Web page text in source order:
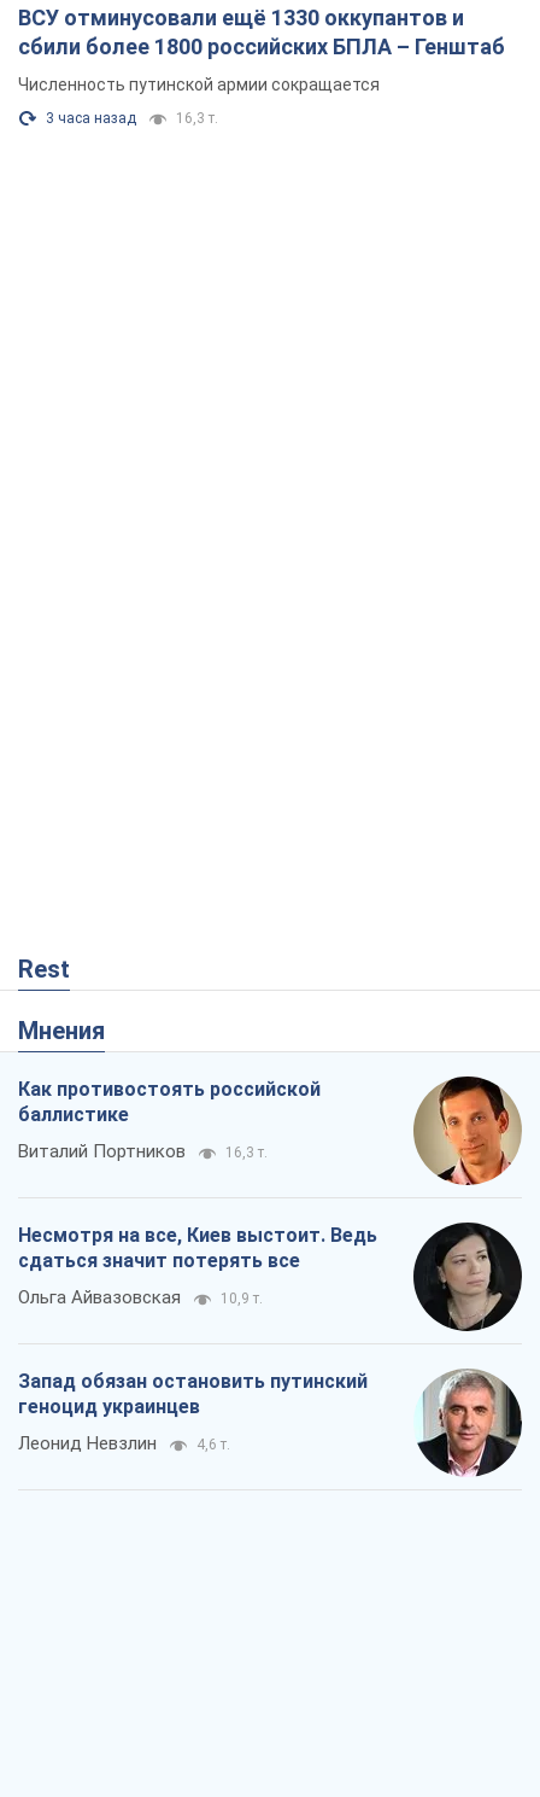
ВСУ отминусовали ещё 1330 оккупантов и
сбили более 1800 российских БПЛА – Генштаб
Численность путинской армии сокращается
3 часа назад 16,3 т.
Rest
Мнения
Как противостоять российской
баллистике
Виталий Портников 16,3 т.
Несмотря на все, Киев выстоит. Ведь
сдаться значит потерять все
Ольга Айвазовская 10,9 т.
Запад обязан остановить путинский
геноцид украинцев
Леонид Невзлин 4,6 т.